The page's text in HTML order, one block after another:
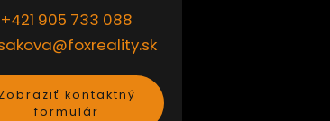
+421 905 733 088
Zobraziť kontaktný
formulár